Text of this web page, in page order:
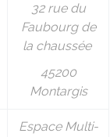
32 rue du
Faubourg de
la chaussée
45200
Montargis
Espace Multi-